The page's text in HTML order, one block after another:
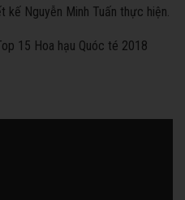
kế Nguyễn Minh Tuấn thực hiện.